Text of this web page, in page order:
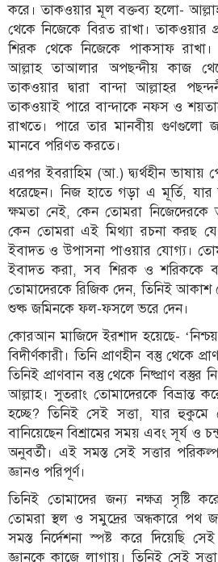
করে। তাকওয়ার মূল বক্তব্য হলো-
থেকে নিজেকে বিরত রাখা। তাকওয়ার
শিরক থেকে নিজেকে পাকসাফ রাখা।
আল্লাহ তাআলার অপছন্দীয় কাজ
তাকওয়ার দ্বারা বান্দা আল্লাহর
তাকওয়াই পারে বান্দাকে নফস ও
রাখতে। পারে তার মানবীয় গুণগুলো
মানবে পরিণত করতে।
এরপর ইবরাহিম (আ.) দ্ব্যর্থহীন ভাষায়
ধরেছেন। নিজ হাতে গড়া এ মূর্তি,
ক্ষমতা নেই, কেন তোমরা
কেন তোমরা এই মিথ্যা রচনা করছ
ইবাদত ও উপাসনা পাওয়ার যোগ্য।
ইবাদত করা, সব শিরক ও শরিককে
তোমাদেরকে রিজিক দেন, তিনিই আকাশ
শুষ্ক জমিনকে ফল-ফসলে ভরে দেন।
কোরআন মাজিদে ইরশাদ হয়েছে-
বিদীর্ণকারী। তিনি প্রাণহীন বস্তু থেকে
তিনিই প্রাণবান বস্তু থেকে নিষ্প্রাণ বস্তুর
আল্লাহ। সুতরাং তোমাদেরকে বিভ্রান্ত
হচ্ছে? তিনিই সেই সত্তা, যার
বানিয়েছেন বিশ্রামের সময় এবং সূর্য ও
অনুবর্তী। এই সমস্ত সেই সত্তার
জ্ঞানও পরিপূর্ণ।
তিনিই তোমাদের জন্য নক্ষত্র সৃষ্টি
তোমরা স্থল ও সমুদ্রের অন্ধকারে পথ
সমস্ত নির্দেশনা স্পষ্ট করে দিয়েছি
জ্ঞানকে কাজে লাগায়। তিনিই সেই